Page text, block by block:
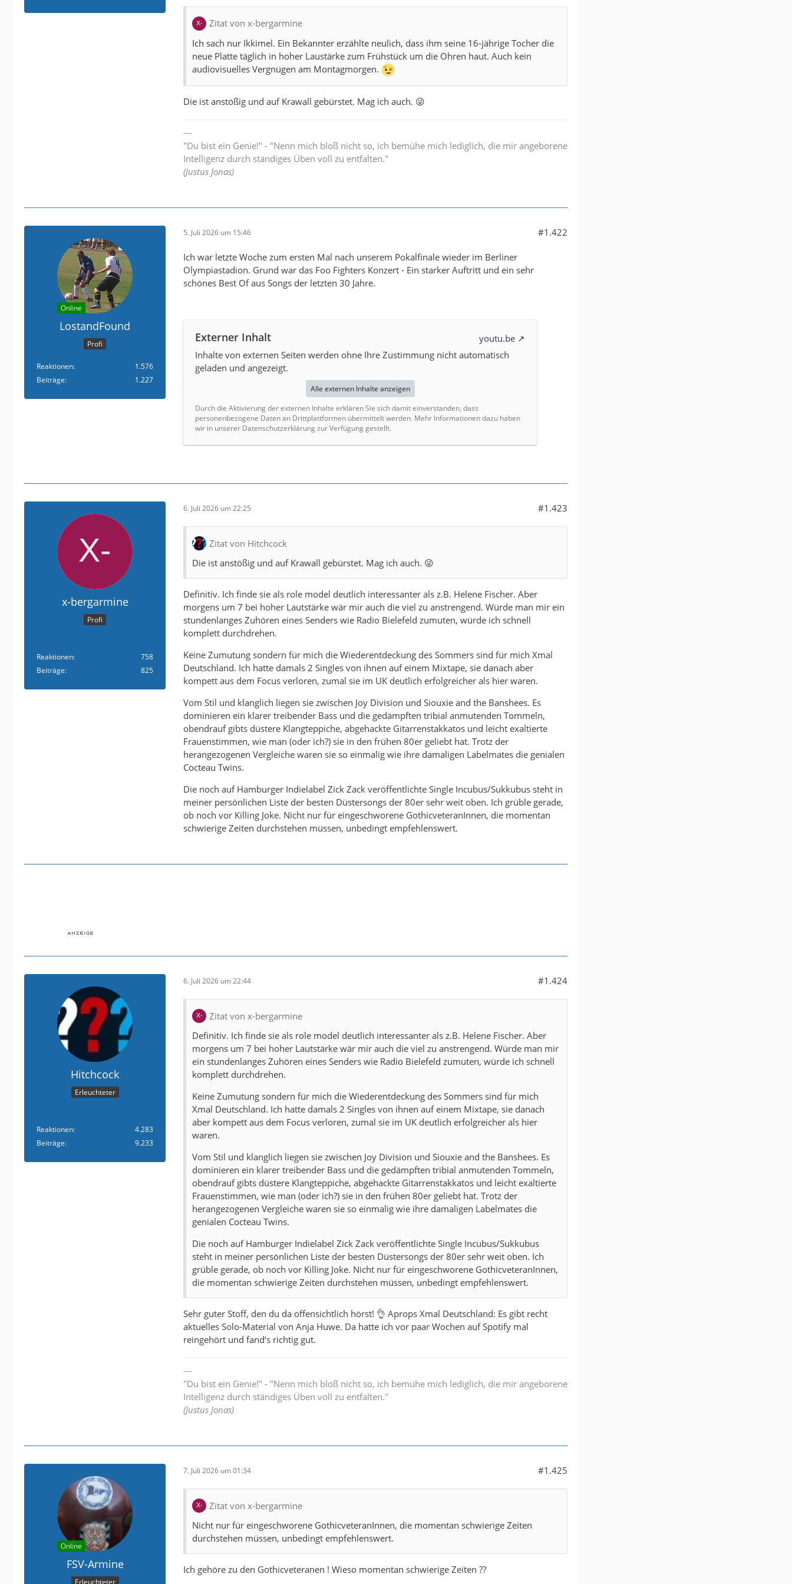
Zitat von x-bergarmine
Ich sach nur Ikkimel. Ein Bekannter erzählte neulich, dass ihm seine 16-jährige Tocher die
neue Platte täglich in hoher Laustärke zum Frühstück um die Ohren haut. Auch kein
audiovisuelles Vergnügen am Montagmorgen.
Die ist anstößig und auf Krawall gebürstet. Mag ich auch. 😜
---
"Du bist ein Genie!" - "Nenn mich bloß nicht so, ich bemühe mich lediglich, die mir angeborene
Intelligenz durch ständiges Üben voll zu entfalten."
(Justus Jonas)
Online
LostandFound
Profi
Reaktionen
1.576
Beiträge
1.227
5. Juli 2026 um 15:46 #1.422
Ich war letzte Woche zum ersten Mal nach unserem Pokalfinale wieder im Berliner
Olympiastadion. Grund war das Foo Fighters Konzert - Ein starker Auftritt und ein sehr
schönes Best Of aus Songs der letzten 30 Jahre.
Externer Inhalt
youtu.be
Inhalte von externen Seiten werden ohne Ihre Zustimmung nicht automatisch
geladen und angezeigt.
Alle externen Inhalte anzeigen
Durch die Aktivierung der externen Inhalte erklären Sie sich damit einverstanden, dass
personenbezogene Daten an Drittplattformen übermittelt werden. Mehr Informationen dazu haben
wir in unserer Datenschutzerklärung zur Verfügung gestellt.
x-bergarmine
Profi
Reaktionen
758
Beiträge
825
6. Juli 2026 um 22:25 #1.423
Zitat von Hitchcock
Die ist anstößig und auf Krawall gebürstet. Mag ich auch. 😜
Definitiv. Ich finde sie als role model deutlich interessanter als z.B. Helene Fischer. Aber
morgens um 7 bei hoher Lautstärke wär mir auch die viel zu anstrengend. Würde man mir ein
stundenlanges Zuhören eines Senders wie Radio Bielefeld zumuten, würde ich schnell
komplett durchdrehen.
Keine Zumutung sondern für mich die Wiederentdeckung des Sommers sind für mich Xmal
Deutschland. Ich hatte damals 2 Singles von ihnen auf einem Mixtape, sie danach aber
kompett aus dem Focus verloren, zumal sie im UK deutlich erfolgreicher als hier waren.
Vom Stil und klanglich liegen sie zwischen Joy Division und Siouxie and the Banshees. Es
dominieren ein klarer treibender Bass und die gedämpften tribial anmutenden Tommeln,
obendrauf gibts düstere Klangteppiche, abgehackte Gitarrenstakkatos und leicht exaltierte
Frauenstimmen, wie man (oder ich?) sie in den frühen 80er geliebt hat. Trotz der
herangezogenen Vergleiche waren sie so einmalig wie ihre damaligen Labelmates die genialen
Cocteau Twins.
Die noch auf Hamburger Indielabel Zick Zack veröffentlichte Single Incubus/Sukkubus steht in
meiner persönlichen Liste der besten Düstersongs der 80er sehr weit oben. Ich grüble gerade,
ob noch vor Killing Joke. Nicht nur für eingeschworene GothicveteranInnen, die momentan
schwierige Zeiten durchstehen müssen, unbedingt empfehlenswert.
Hitchcock
Erleuchteter
Reaktionen
4.283
Beiträge
9.233
6. Juli 2026 um 22:44 #1.424
Zitat von x-bergarmine
Definitiv. Ich finde sie als role model deutlich interessanter als z.B. Helene Fischer. Aber
morgens um 7 bei hoher Lautstärke wär mir auch die viel zu anstrengend. Würde man mir
ein stundenlanges Zuhören eines Senders wie Radio Bielefeld zumuten, würde ich schnell
komplett durchdrehen.
Keine Zumutung sondern für mich die Wiederentdeckung des Sommers sind für mich
Xmal Deutschland. Ich hatte damals 2 Singles von ihnen auf einem Mixtape, sie danach
aber kompett aus dem Focus verloren, zumal sie im UK deutlich erfolgreicher als hier
waren.
Vom Stil und klanglich liegen sie zwischen Joy Division und Siouxie and the Banshees. Es
dominieren ein klarer treibender Bass und die gedämpften tribial anmutenden Tommeln,
obendrauf gibts düstere Klangteppiche, abgehackte Gitarrenstakkatos und leicht exaltierte
Frauenstimmen, wie man (oder ich?) sie in den frühen 80er geliebt hat. Trotz der
herangezogenen Vergleiche waren sie so einmalig wie ihre damaligen Labelmates die
genialen Cocteau Twins.
Die noch auf Hamburger Indielabel Zick Zack veröffentlichte Single Incubus/Sukkubus
steht in meiner persönlichen Liste der besten Düstersongs der 80er sehr weit oben. Ich
grüble gerade, ob noch vor Killing Joke. Nicht nur für eingeschworene GothicveteranInnen,
die momentan schwierige Zeiten durchstehen müssen, unbedingt empfehlenswert.
Sehr guter Stoff, den du da offensichtlich hörst! 👌 Aprops Xmal Deutschland: Es gibt recht
aktuelles Solo-Material von Anja Huwe. Da hatte ich vor paar Wochen auf Spotify mal
reingehört und fand‘s richtig gut.
---
"Du bist ein Genie!" - "Nenn mich bloß nicht so, ich bemühe mich lediglich, die mir angeborene
Intelligenz durch ständiges Üben voll zu entfalten."
(Justus Jonas)
Online
FSV-Armine
Erleuchteter
7. Juli 2026 um 01:34 #1.425
Zitat von x-bergarmine
Nicht nur für eingeschworene GothicveteranInnen, die momentan schwierige Zeiten
durchstehen müssen, unbedingt empfehlenswert.
Ich gehöre zu den Gothicveteranen ! Wieso momentan schwierige Zeiten ??